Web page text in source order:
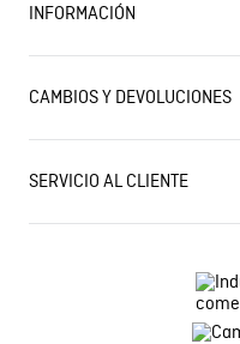
Historia de la marca
Mapa del sitio
Próximos eventos
INFORMACIÓN
Términos y condiciones
Términos y condiciones
Política de Cookies
Política de Cambios y
CAMBIOS Y DEVOLUCIONES
Gestiona tu cambio o
PQR y Otras solicitudes
Estado de mi PQR
SERVICIO AL CLIENTE